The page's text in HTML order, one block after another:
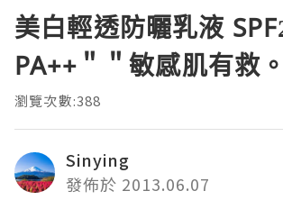
美白輕透防曬乳液
PA++＂＂敏感肌有救。
瀏覽次數:388
Sinying
發佈於 2013.06.07